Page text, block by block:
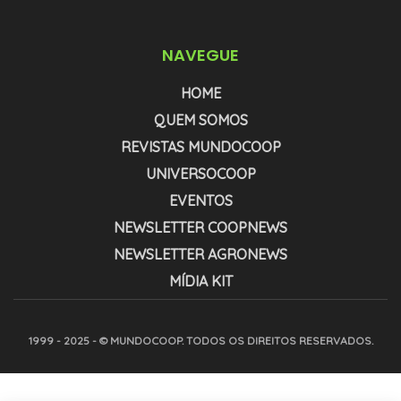
NAVEGUE
HOME
QUEM SOMOS
REVISTAS MUNDOCOOP
UNIVERSOCOOP
EVENTOS
NEWSLETTER COOPNEWS
NEWSLETTER AGRONEWS
MÍDIA KIT
1999 - 2025 - © MUNDOCOOP. TODOS OS DIREITOS RESERVADOS.